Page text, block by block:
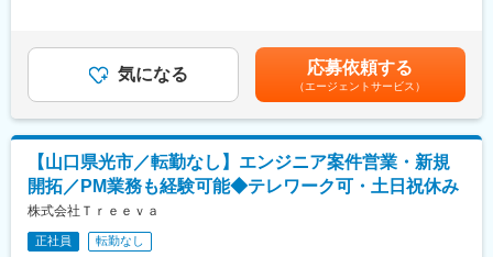
術/サービスを顧客に提案し、技術検証～導入することも可能で
す。
トラブルが発生したりや対応に行き詰まった際も、先輩社員を中
た、インフラ系システムの企画・設計・構築・更新・保守/運用
・製品・サービスやそれ以外のものに対する検証評価や、それを
基にしたお客さまへの提案業務
■キャリアステップ：
PL/PM業務やお客さまとの折衝業務等でご活躍されたのちに、志
具体的には前職での経験／能力に基づき決定します。賃金はあく
までも目安の金額であり、選考を通じて上下する可能性がありま
す。月給(月額)は固定手当を含めた表記です。
気になる 応募依頼する
（エージェントサービス）
【山口県光市／転勤なし】エンジニア案件営業・新規
開拓／PM業務も経験可能◆テレワーク可・土日祝休み
株式会社Ｔｒｅｅｖａ
正社員 転勤なし